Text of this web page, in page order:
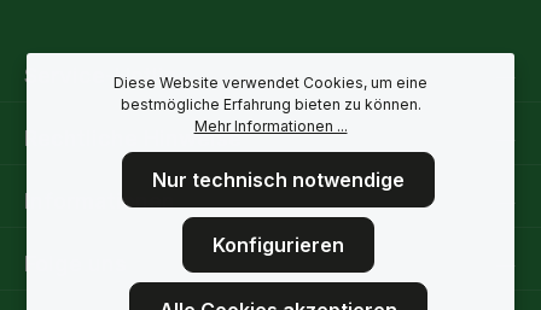
Service-Hotline
Rechtliche Hinweise
Informationen
Folge uns
Diese Website verwendet Cookies, um eine
bestmögliche Erfahrung bieten zu können.
Mehr Informationen ...
Nur technisch notwendige
Konfigurieren